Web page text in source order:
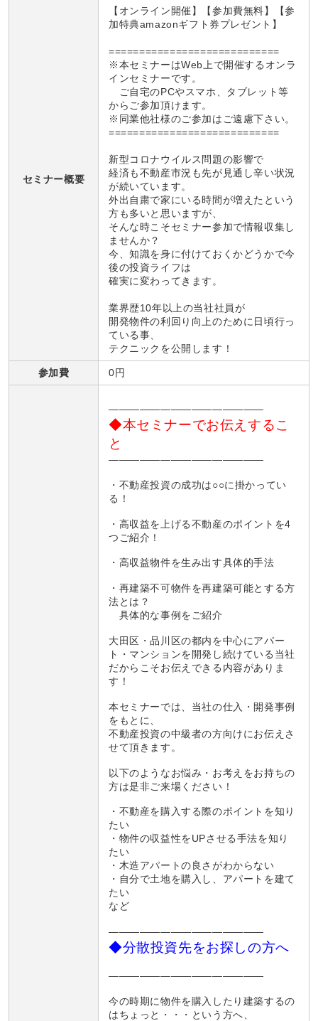
セミナー概要
【オンライン開催】【参加費無料】【参
加特典amazonギフト券プレゼント】
============================
※本セミナーはWeb上で開催するオンラ
インセミナーです。
ご自宅のPCやスマホ、タブレット等
からご参加頂けます。
※同業他社様のご参加はご遠慮下さい。
============================
新型コロナウイルス問題の影響で
経済も不動産市況も先が見通し辛い状況
が続いています。
外出自粛で家にいる時間が増えたという
方も多いと思いますが、
そんな時こそセミナー参加で情報収集し
ませんか？
今、知識を身に付けておくかどうかで今
後の投資ライフは
確実に変わってきます。
業界歴10年以上の当社社員が
開発物件の利回り向上のために日頃行っ
ている事、
テクニックを公開します！
参加費 0円
———————————————
◆本セミナーでお伝えするこ
と
———————————————
・不動産投資の成功は○○に掛かってい
る！
・高収益を上げる不動産のポイントを4
つご紹介！
・高収益物件を生み出す具体的手法
・再建築不可物件を再建築可能とする方
法とは？
具体的な事例をご紹介
大田区・品川区の都内を中心にアパー
ト・マンションを開発し続けている当社
だからこそお伝えできる内容がありま
す！
本セミナーでは、当社の仕入・開発事例
をもとに、
不動産投資の中級者の方向けにお伝えさ
せて頂きます。
以下のようなお悩み・お考えをお持ちの
方は是非ご来場ください！
・不動産を購入する際のポイントを知り
たい
・物件の収益性をUPさせる手法を知り
たい
・木造アパートの良さがわからない
・自分で土地を購入し、アパートを建て
たい
など
———————————————
◆分散投資先をお探しの方へ
———————————————
今の時期に物件を購入したり建築するの
はちょっと・・・という方へ、